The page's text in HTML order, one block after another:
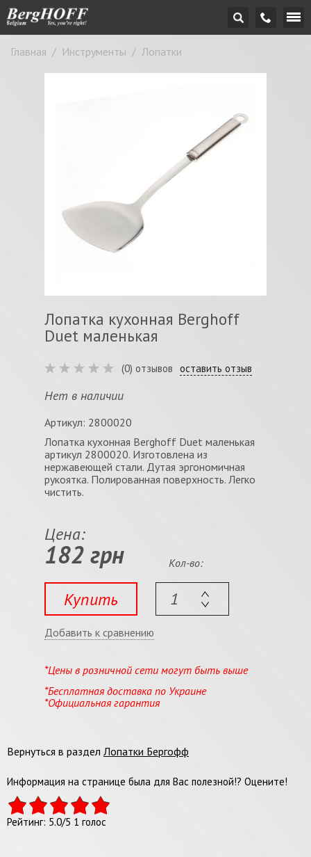
Главная / Инструменты / Лопатки
Лопатка кухонная Berghoff
Duet маленькая
(0) отзывов оставить отзыв
Нет в наличии
Артикул: 2800020
Лопатка кухонная Berghoff Duet маленькая
артикул 2800020. Изготовлена из
нержавеющей стали. Дутая эргономичная
рукоятка. Полированная поверхность. Легко
чистить.
Цена:
182 грн
Купить
Кол-во:
Добавить к сравнению
*Цены в розничной сети могут быть выше
*Бесплатная доставка по Украине
*Официальная гарантия
Вернуться в раздел Лопатки Бергофф
Информация на странице была для Вас полезной!? Оцените!
Рейтинг: 5.0/5 1 голос